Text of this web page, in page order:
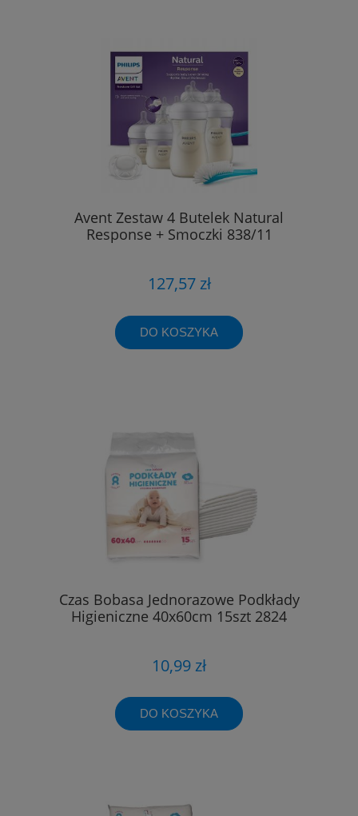
Avent Zestaw 4 Butelek Natural
Response + Smoczki 838/11
127,57 zł
DO KOSZYKA
Czas Bobasa Jednorazowe Podkłady
Higieniczne 40x60cm 15szt 2824
10,99 zł
DO KOSZYKA